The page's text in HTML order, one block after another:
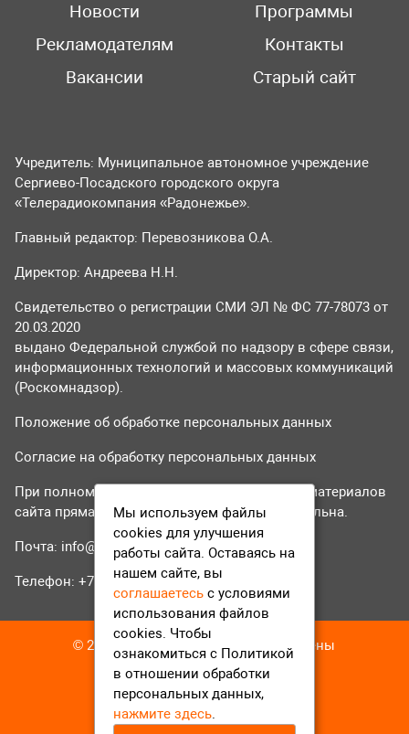
Новости
Программы
Рекламодателям
Контакты
Вакансии
Старый сайт
Учредитель: Муниципальное автономное учреждение
Сергиево-Посадского городского округа
«Телерадиокомпания «Радонежье».
Главный редактор: Перевозникова О.А.
Директор: Андреева Н.Н.
Свидетельство о регистрации СМИ ЭЛ № ФС 77-78073 от
20.03.2020
выдано Федеральной службой по надзору в сфере связи,
информационных технологий и массовых коммуникаций
(Роскомнадзор).
Положение об обработке персональных данных
Согласие на обработку персональных данных
При полном или частичном использовании материалов
сайта прямая гиперссылка на tvr24.tv обязательна.
Почта: info@tvr24.tv
Телефон: +7 (496) 551-04-95
© 2016-2023 ТВР24 Все права защищены
Мы используем файлы
cookies для улучшения
работы сайта. Оставаясь на
нашем сайте, вы
соглашаетесь с условиями
использования файлов
cookies. Чтобы
ознакомиться с Политикой
в отношении обработки
персональных данных,
нажмите здесь.